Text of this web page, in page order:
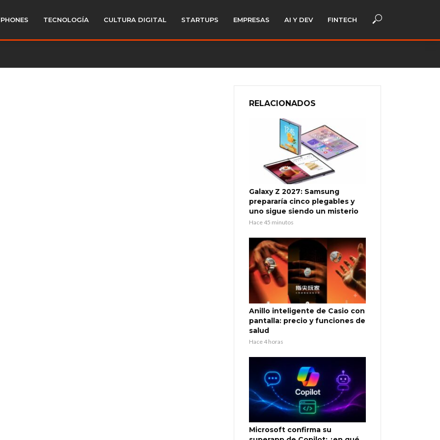
TECNOLOGÍA CULTURA DIGITAL STARTUPS EMPRESAS AI Y DEV FINTECH
RELACIONADOS
Galaxy Z 2027: Samsung
prepararía cinco plegables y
uno sigue siendo un misterio
Hace 45 minutos
Anillo inteligente de Casio con
pantalla: precio y funciones de
salud
Hace 4 horas
Microsoft confirma su